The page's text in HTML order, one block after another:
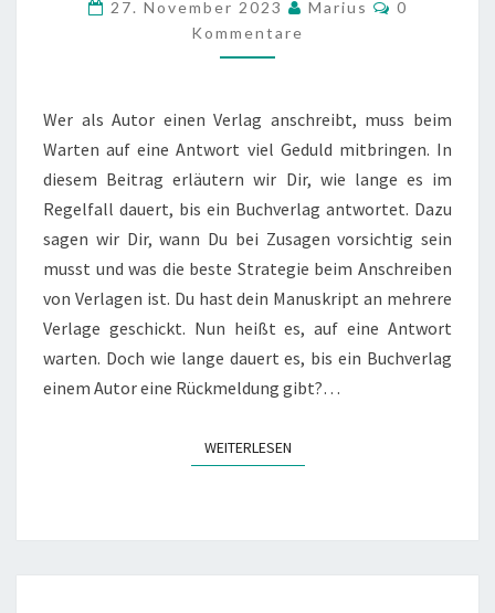
VERLAG
FÜR
ANTWORT?
27. November 2023 Marius
0
Kommentare
Wer als Autor einen Verlag anschreibt, muss beim
Warten auf eine Antwort viel Geduld mitbringen. In
diesem Beitrag erläutern wir Dir, wie lange es im
Regelfall dauert, bis ein Buchverlag antwortet. Dazu
sagen wir Dir, wann Du bei Zusagen vorsichtig sein
musst und was die beste Strategie beim Anschreiben
von Verlagen ist. Du hast dein Manuskript an mehrere
Verlage geschickt. Nun heißt es, auf eine Antwort
warten. Doch wie lange dauert es, bis ein Buchverlag
einem Autor eine Rückmeldung gibt?…
WEITERLESENWEITERLESEN